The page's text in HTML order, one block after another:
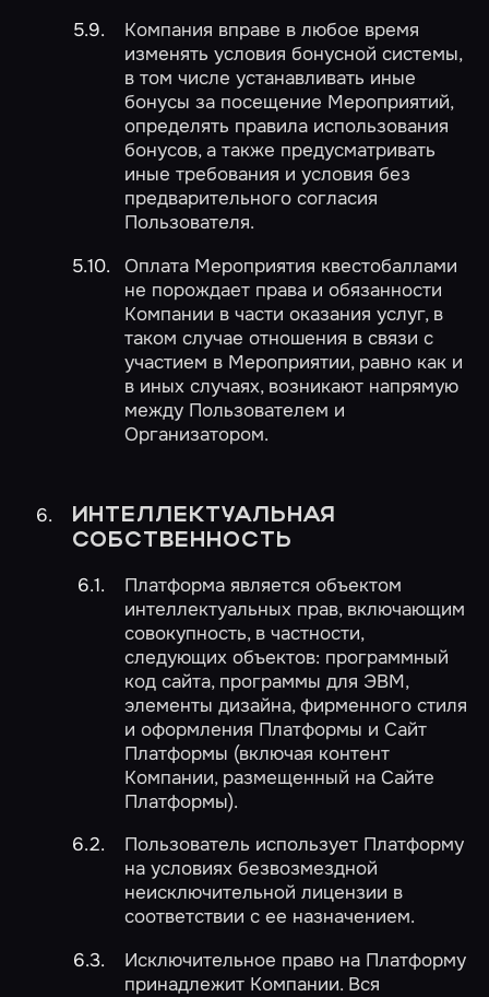
Компания вправе в любое время
изменять условия бонусной системы,
в том числе устанавливать иные
бонусы за посещение Мероприятий,
определять правила использования
бонусов, а также предусматривать
иные требования и условия без
предварительного согласия
Пользователя.
Оплата Мероприятия квестобаллами
не порождает права и обязанности
Компании в части оказания услуг, в
таком случае отношения в связи с
участием в Мероприятии, равно как и
в иных случаях, возникают напрямую
между Пользователем и
Организатором.
ИНТЕЛЛЕКТУАЛЬНАЯ
СОБСТВЕННОСТЬ
Платформа является объектом
интеллектуальных прав, включающим
совокупность, в частности,
следующих объектов: программный
код сайта, программы для ЭВМ,
элементы дизайна, фирменного стиля
и оформления Платформы и Сайт
Платформы (включая контент
Компании, размещенный на Сайте
Платформы).
Пользователь использует Платформу
на условиях безвозмездной
неисключительной лицензии в
соответствии с ее назначением.
Исключительное право на Платформу
принадлежит Компании. Вся